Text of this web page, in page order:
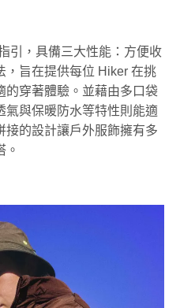
引，具備三大性能：方便收
，旨在提供每位 Hiker 在挑
的穿著體驗。並藉由多口袋
氣與保暖防水等特性則能適
接的設計讓戶外服飾擁有多
。